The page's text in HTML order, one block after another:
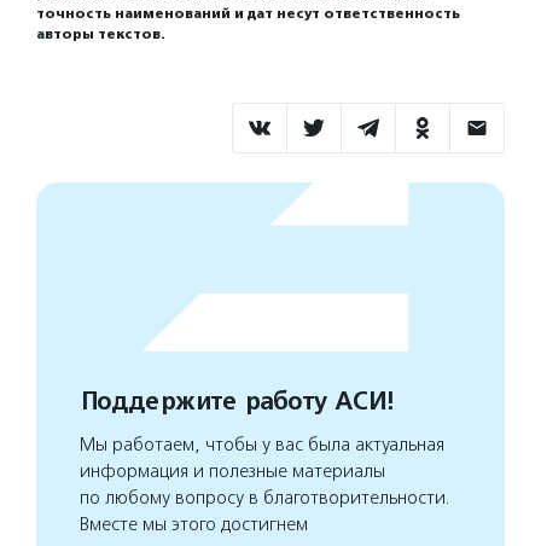
точность наименований и дат несут ответственность
авторы текстов.
Поддержите работу АСИ!
Мы работаем, чтобы у вас была актуальная
информация и полезные материалы
по любому вопросу в благотворительности.
Вместе мы этого достигнем